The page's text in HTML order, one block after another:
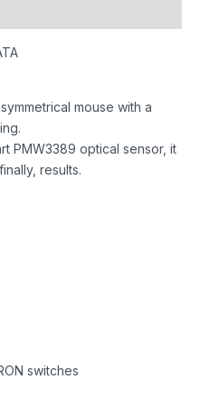
mouse with a
PMW3389 optical sensor, it
results.
switches